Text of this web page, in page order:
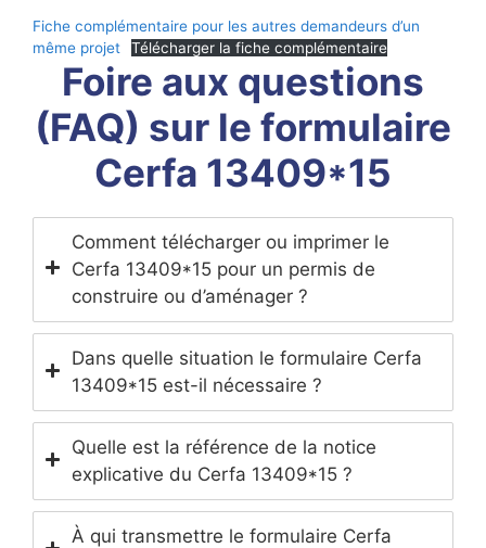
Fiche complémentaire pour les autres demandeurs d’un
même projet
Télécharger la fiche complémentaire
Foire aux questions
(FAQ) sur le formulaire
Cerfa 13409*15
Comment télécharger ou imprimer le
Cerfa 13409*15 pour un permis de
construire ou d’aménager ?
Dans quelle situation le formulaire Cerfa
13409*15 est-il nécessaire ?
Quelle est la référence de la notice
explicative du Cerfa 13409*15 ?
À qui transmettre le formulaire Cerfa